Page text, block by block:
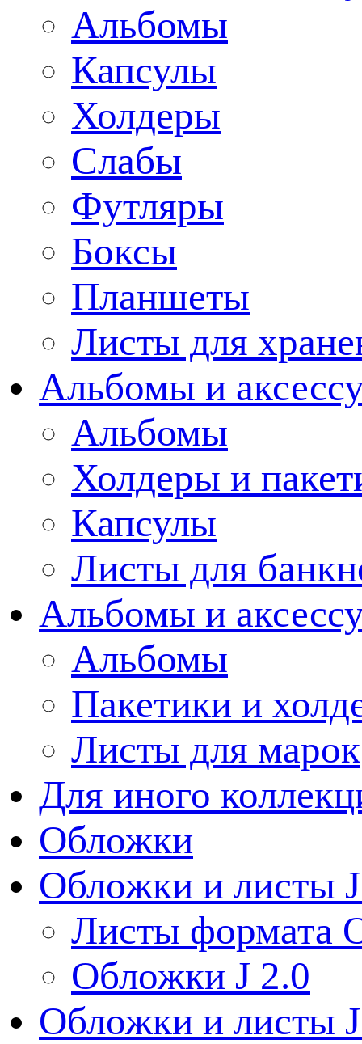
Альбомы
Капсулы
Холдеры
Слабы
Футляры
Боксы
Планшеты
Листы для
Альбомы и
Альбомы
Холдеры и
Капсулы
Листы для
Альбомы и
Альбомы
Пакетики и
Листы для марок
Для иного
Обложки
Обложки и листы
Листы формата
Обложки J 2.0
Обложки и листы